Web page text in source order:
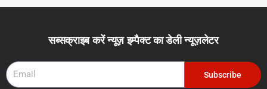
सब्सक्राइब करें न्यूज़ इम्पैक्ट का डेली न्यूज़लेटर
Subscribe